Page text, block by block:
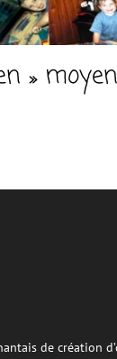
»
de création